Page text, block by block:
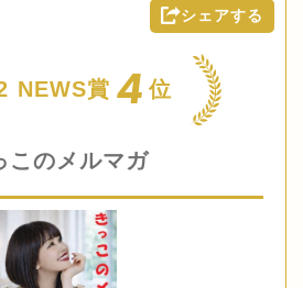
シェアする
NEWS賞 4 位
このメルマガ